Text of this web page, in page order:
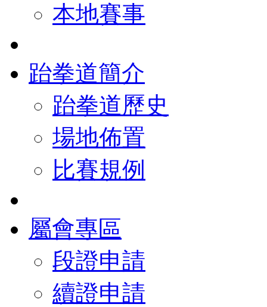
本地賽事
跆拳道簡介
跆拳道歷史
場地佈置
比賽規例
屬會專區
段證申請
續證申請